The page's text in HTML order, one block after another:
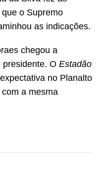
o Supremo
as indicações.
chegou a
presidente. O Estadão
no Planalto
a mesma